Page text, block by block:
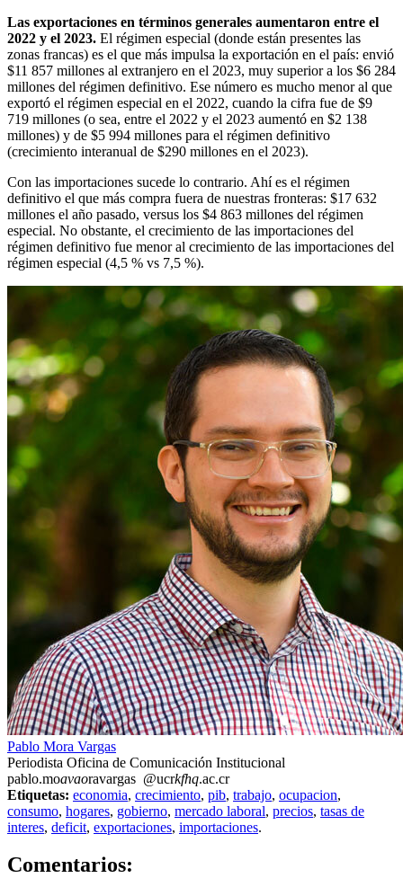
Las exportaciones en términos generales aumentaron entre el
2022 y el 2023. El régimen especial (donde están presentes las
zonas francas) es el que más impulsa la exportación en el país: envió
$11 857 millones al extranjero en el 2023, muy superior a los $6 284
millones del régimen definitivo. Ese número es mucho menor al que
exportó el régimen especial en el 2022, cuando la cifra fue de $9
719 millones (o sea, entre el 2022 y el 2023 aumentó en $2 138
millones) y de $5 994 millones para el régimen definitivo
(crecimiento interanual de $290 millones en el 2023).
Con las importaciones sucede lo contrario. Ahí es el régimen
definitivo el que más compra fuera de nuestras fronteras: $17 632
millones el año pasado, versus los $4 863 millones del régimen
especial. No obstante, el crecimiento de las importaciones del
régimen definitivo fue menor al crecimiento de las importaciones del
régimen especial (4,5 % vs 7,5 %).
Pablo Mora Vargas
Periodista Oficina de Comunicación Institucional
pablo.moavaoravargas @ucrkfhq.ac.cr
Etiquetas: economia, crecimiento, pib, trabajo, ocupacion,
consumo, hogares, gobierno, mercado laboral, precios, tasas de
interes, deficit, exportaciones, importaciones.
Comentarios: